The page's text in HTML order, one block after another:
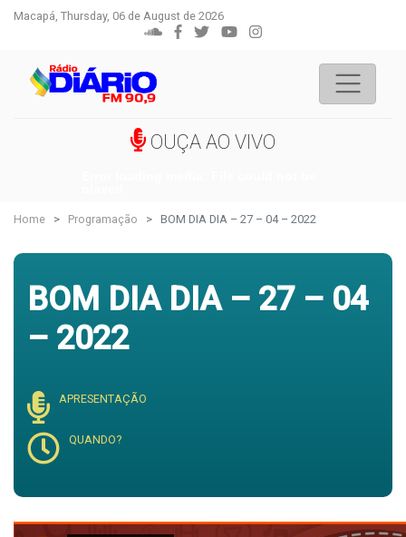
Macapá, Thursday, 06 de August de 2026
OUÇA AO VIVO
Home Programação BOM DIA DIA – 27 – 04 – 2022
BOM DIA DIA – 27 – 04
– 2022
APRESENTAÇÃO
QUANDO?